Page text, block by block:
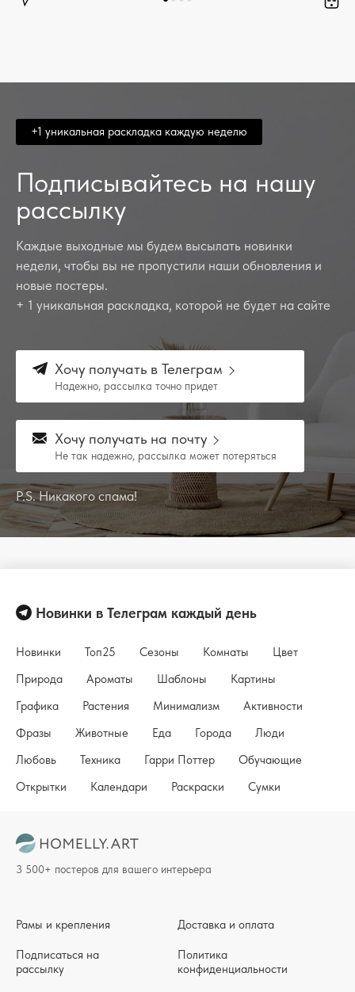
+1 уникальная раскладка каждую неделю
Подписывайтесь на нашу
рассылку
Каждые выходные мы будем высылать новинки
недели, чтобы вы не пропустили наши обновления и
новые постеры.
+ 1 уникальная раскладка, которой не будет на сайте
Хочу получать в Телеграм
Надежно, рассылка точно придет
Хочу получать на почту
Не так надежно, рассылка может потеряться
P.S. Никакого спама!
Новинки в Телеграм каждый день
Новинки Топ25 Сезоны Комнаты
Цвет
Природа
Ароматы Шаблоны
Картины
Графика
Растения Минимализм
Активности
Фразы
Животные Еда Города
Люди
Любовь
Техника Гарри Поттер
Обучающие
Открытки
Календари Раскраски Сумки
Рамы и крепления
Подписаться на
рассылку
Доставка и оплата
Политика
конфиденциальности
3 500+ постеров для вашего интерьера